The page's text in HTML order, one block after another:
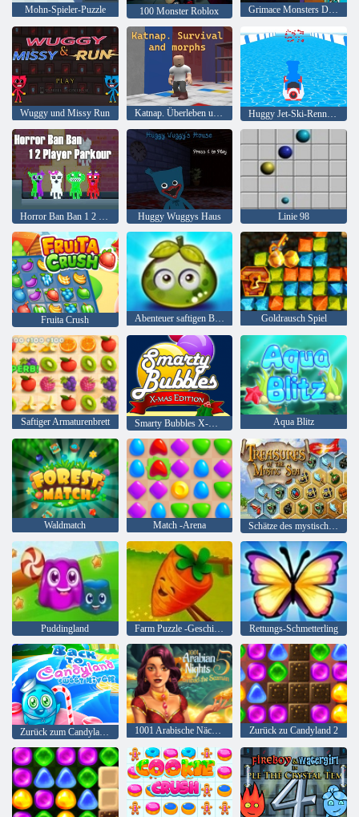
Mohn-Spieler-Puzzle 100 Monster Roblox Grimace Monsters DOP-Geschichte
Wuggy und Missy Run Katnap. Überleben und Morphen Huggy Jet-Ski-Rennfahrer!
Horror Ban Ban 1 2 Spieler Parkour Huggy Wuggys Haus Linie 98
Fruita Crush Abenteuer saftigen Beeren Goldrausch Spiel
Saftiger Armaturenbrett Smarty Bubbles X-Mas Aqua Blitz
Waldmatch Match -Arena Schätze des mystischen Meeres
Puddingland Farm Puzzle -Geschichte Rettungs-Schmetterling
1001 Arabische Nächte 5: Sinbad der Seemann Zurück zu Candyland 2